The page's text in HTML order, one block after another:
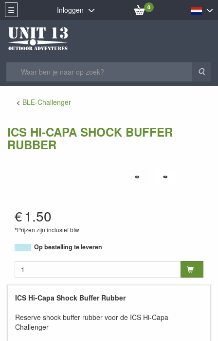
Inloggen 0
BLE-Challenger
ICS HI-CAPA SHOCK BUFFER
RUBBER
€1.50
*Prijzen zijn inclusief btw
Op bestelling te leveren
ICS Hi-Capa Shock Buffer Rubber
Reserve shock buffer rubber voor de ICS Hi-Capa
Challenger